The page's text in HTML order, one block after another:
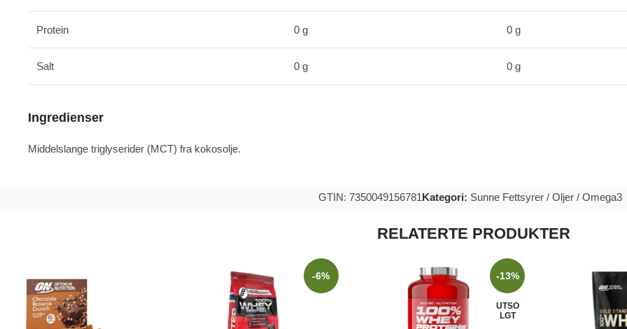
Protein 0 g 0 g
Salt 0 g 0 g
Ingredienser
Middelslange triglyserider (MCT) fra kokosolje.
GTIN: 7350049156781Kategori: Sunne Fettsyrer / Oljer / Omega3
RELATERTE PRODUKTER
-6% -13%
UTSO
LGT